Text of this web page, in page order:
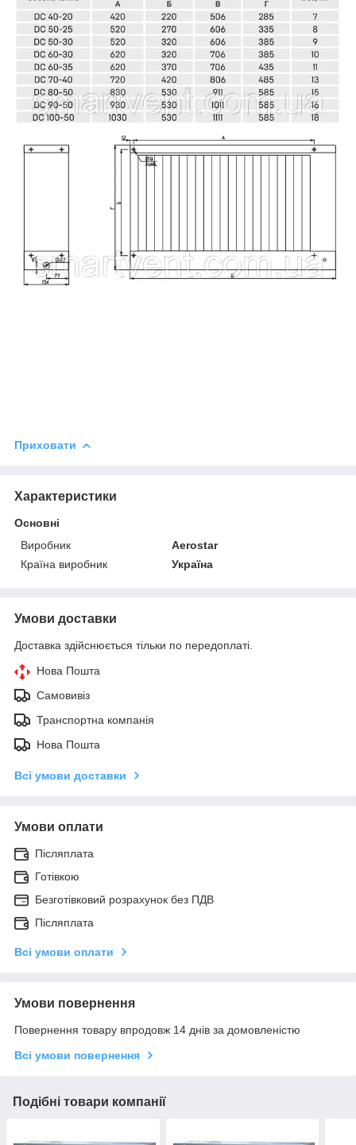
Приховати
Характеристики
Основні
Виробник
Aerostar
Країна виробник
Україна
Умови доставки
Доставка здійснюється тільки по передоплаті.
Нова Пошта
Самовивіз
Транспортна компанія
Нова Пошта
Всі умови доставки
Умови оплати
Післяплата
Готівкою
Безготівковий розрахунок без ПДВ
Післяплата
Всі умови оплати
Умови повернення
Повернення товару впродовж 14 днів за домовленістю
Всі умови повернення
Подібні товари компанії